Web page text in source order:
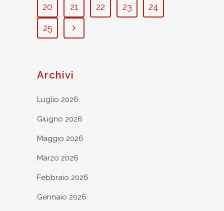
20
21 22 23
24
25
Archivi
Luglio 2026
Giugno 2026
Maggio 2026
Marzo 2026
Febbraio 2026
Gennaio 2026